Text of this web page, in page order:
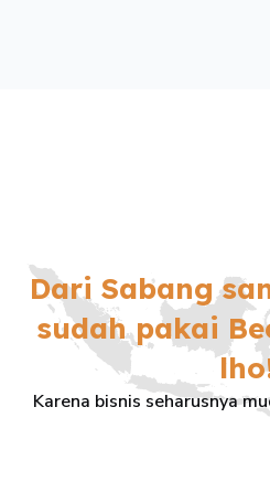
Dari Sabang
sudah pakai
Karena bisnis seharusnya